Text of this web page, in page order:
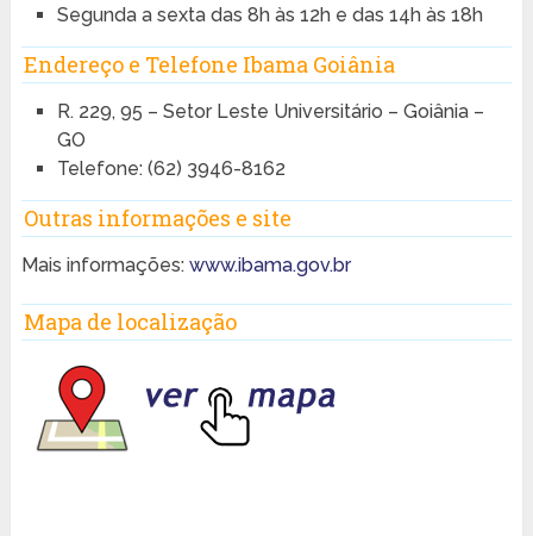
Segunda a sexta das 8h às 12h e das 14h às 18h
Endereço e Telefone Ibama Goiânia
R. 229, 95 – Setor Leste Universitário – Goiânia –
GO
Telefone: (62) 3946-8162
Outras informações e site
Mais informações: www.ibama.gov.br
Mapa de localização